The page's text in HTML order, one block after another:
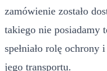
zamówienie zostało
takiego nie posiadamy
spełniało rolę ochrony
jego transportu.